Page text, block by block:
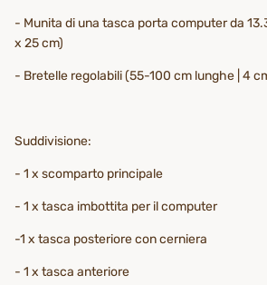
- Munita di una tasca porta computer da
x 25 cm)
- Bretelle regolabili (55-100 cm lunghe | 4
Suddivisione:
- 1 x scomparto principale
- 1 x tasca imbottita per il computer
-1 x tasca posteriore con cerniera
- 1 x tasca anteriore